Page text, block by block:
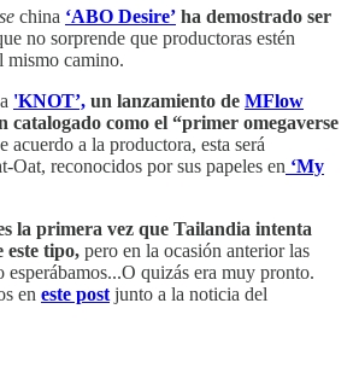
china ‘ABO Desire’ ha demostrado ser
no sorprende que productoras estén
mismo camino.
'KNOT’, un lanzamiento de MFlow
catalogado como el “primer omegaverse
acuerdo a la productora, esta será
Oat, reconocidos por sus papeles en ‘My
la primera vez que Tailandia intenta
este tipo, pero en la ocasión anterior las
esperábamos...O quizás era muy pronto.
en este post junto a la noticia del